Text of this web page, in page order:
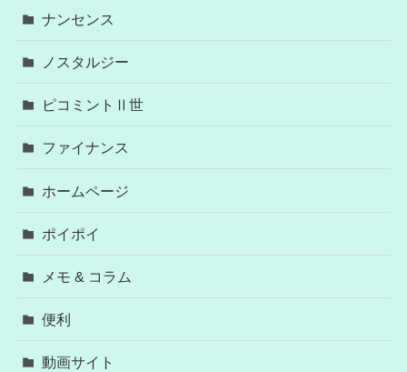
ナンセンス
ノスタルジー
ピコミントⅡ世
ファイナンス
ホームページ
ポイポイ
メモ & コラム
便利
動画サイト